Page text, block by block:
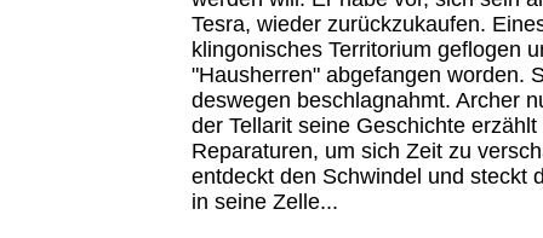
Tesra, wieder zurückzukaufen.
klingonisches Territorium geflogen
"Hausherren" abgefangen worden.
deswegen beschlagnahmt. Archer
der Tellarit seine Geschichte
Reparaturen, um sich Zeit zu
entdeckt den Schwindel und steckt
in seine Zelle...